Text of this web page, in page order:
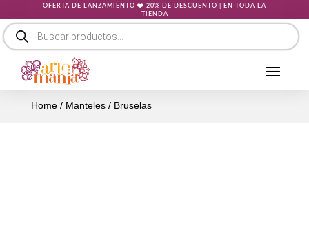
OFERTA DE LANZAMIENTO ❤️ 20% DE DESCUENTO | EN TODA LA
TIENDA
Búsqueda
productos
Home/ Manteles/ Bruselas